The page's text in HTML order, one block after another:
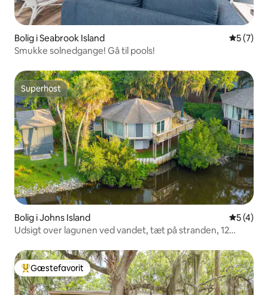
Bolig i Seabrook Island 5 ud af 5
5 (7)
Smukke solnedgange! Gå til pools!
Superhost
Superhost
Bolig i Johns Island 5 ud af 5
5 (4)
Udsigt over lagunen ved vandet, tæt på stranden, 12
Bedste gæstefavorit
Gæstefavorit